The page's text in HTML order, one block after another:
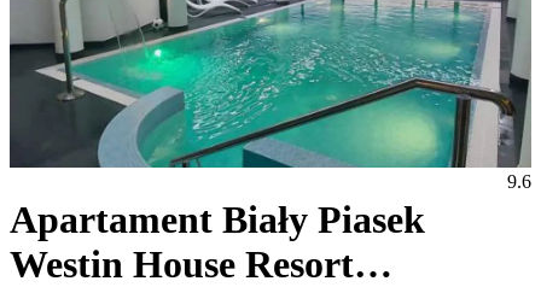
Apartament Biały Piasek
Westin House Resort
9.6